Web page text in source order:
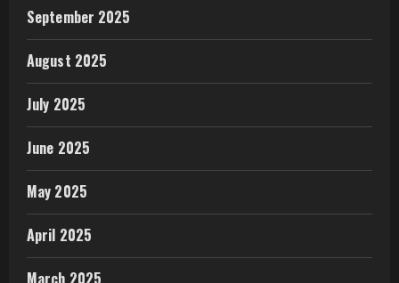
September 2025
August 2025
July 2025
June 2025
May 2025
April 2025
March 2025